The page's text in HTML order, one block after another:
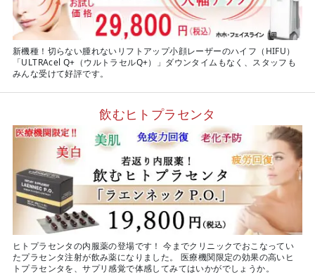
新機種！切らない腫れないリフトアップ小顔レーザーのハイフ（HIFU）
「ULTRAcel Q+（ウルトラセルQ+）」ダウンタイムもなく、スタッフも
みんな受けて好評です。
飲むヒトプラセンタ
ヒトプラセンタの内服薬の登場です！ 今までクリニックでおこなってい
たプラセンタ注射が飲み薬になりました。 医療機関限定の効果の高いヒ
トプラセンタを、サプリ感覚で体感してみてはいかがでしょうか。